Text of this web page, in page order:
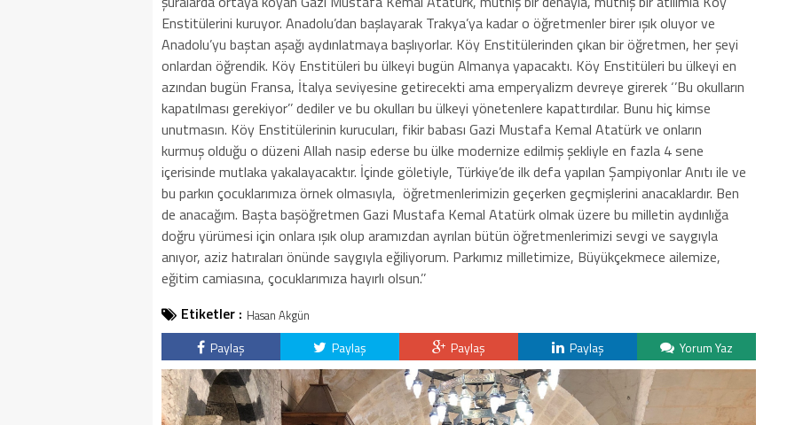
Enstitülerini kuruyor. Anadolu’dan başlayarak Trakya’ya kadar o öğretmenler birer ışık oluyor ve
Anadolu’yu baştan aşağı aydınlatmaya başlıyorlar. Köy Enstitülerinden çıkan bir öğretmen, her şeyi
onlardan öğrendik. Köy Enstitüleri bu ülkeyi bugün Almanya yapacaktı. Köy Enstitüleri bu ülkeyi en
azından bugün Fransa, İtalya seviyesine getirecekti ama emperyalizm devreye girerek ‘’Bu okulların
kapatılması gerekiyor’’ dediler ve bu okulları bu ülkeyi yönetenlere kapattırdılar. Bunu hiç kimse
unutmasın. Köy Enstitülerinin kurucuları, fikir babası Gazi Mustafa Kemal Atatürk ve onların
kurmuş olduğu o düzeni Allah nasip ederse bu ülke modernize edilmiş şekliyle en fazla 4 sene
içerisinde mutlaka yakalayacaktır. İçinde göletiyle, Türkiye’de ilk defa yapılan Şampiyonlar Anıtı ile ve
bu parkın çocuklarımıza örnek olmasıyla, öğretmenlerimizin geçerken geçmişlerini anacaklardır. Ben
de anacağım. Başta başöğretmen Gazi Mustafa Kemal Atatürk olmak üzere bu milletin aydınlığa
doğru yürümesi için onlara ışık olup aramızdan ayrılan bütün öğretmenlerimizi sevgi ve saygıyla
anıyor, aziz hatıraları önünde saygıyla eğiliyorum. Parkımız milletimize, Büyükçekmece ailemize,
eğitim camiasına, çocuklarımıza hayırlı olsun.’’
Etiketler : Hasan Akgün
Paylaş Paylaş Paylaş Paylaş Yorum Yaz